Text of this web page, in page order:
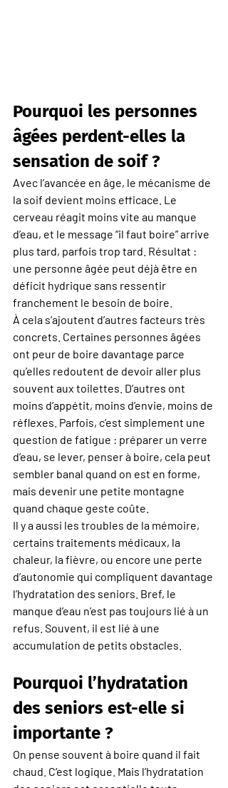
Pourquoi les personnes
âgées perdent-elles la
sensation de soif ?
Avec l’avancée en âge, le mécanisme de
la soif devient moins efficace. Le
cerveau réagit moins vite au manque
d’eau, et le message “il faut boire” arrive
plus tard, parfois trop tard. Résultat :
une personne âgée peut déjà être en
déficit hydrique sans ressentir
franchement le besoin de boire.
À cela s’ajoutent d’autres facteurs très
concrets. Certaines personnes âgées
ont peur de boire davantage parce
qu’elles redoutent de devoir aller plus
souvent aux toilettes. D’autres ont
moins d’appétit, moins d’envie, moins de
réflexes. Parfois, c’est simplement une
question de fatigue : préparer un verre
d’eau, se lever, penser à boire, cela peut
sembler banal quand on est en forme,
mais devenir une petite montagne
quand chaque geste coûte.
Il y a aussi les troubles de la mémoire,
certains traitements médicaux, la
chaleur, la fièvre, ou encore une perte
d’autonomie qui compliquent davantage
l’hydratation des seniors. Bref, le
manque d’eau n’est pas toujours lié à un
refus. Souvent, il est lié à une
accumulation de petits obstacles.
Pourquoi l’hydratation
des seniors est-elle si
importante ?
On pense souvent à boire quand il fait
chaud. C’est logique. Mais l’hydratation